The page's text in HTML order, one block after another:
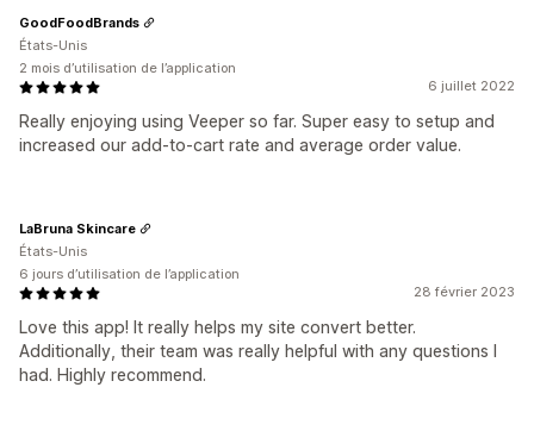
6 juillet 2022
Really enjoying using Veeper so far. Super easy to setup and
increased our add-to-cart rate and average order value.
GoodFoodBrands
États-Unis
2 mois d’utilisation de l’application
28 février 2023
Love this app! It really helps my site convert better.
Additionally, their team was really helpful with any questions I
had. Highly recommend.
LaBruna Skincare
États-Unis
6 jours d’utilisation de l’application